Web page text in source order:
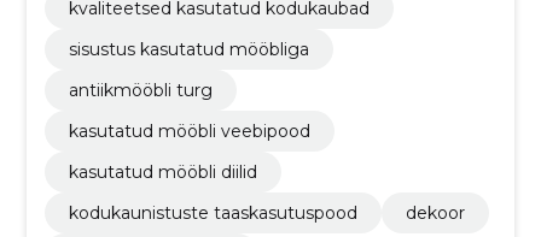
kvaliteetsed kasutatud kodukaubad
sisustus kasutatud mööbliga
antiikmööbli turg
kasutatud mööbli veebipood
kasutatud mööbli diilid
kodukaunistuste taaskasutuspood
dekoor